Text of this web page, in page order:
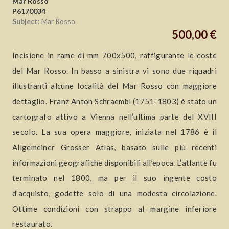
P6170034
Subject: Mar Rosso
500,00 €
Incisione in rame di mm 700x500, raffigurante le coste
del Mar Rosso. In basso a sinistra vi sono due riquadri
illustranti alcune località del Mar Rosso con maggiore
dettaglio. Franz Anton Schraembl (1751-1803) è stato un
cartografo attivo a Vienna nell’ultima parte del XVIII
secolo. La sua opera maggiore, iniziata nel 1786 è il
Allgemeiner Grosser Atlas, basato sulle più recenti
informazioni geografiche disponibili all’epoca. L’atlante fu
terminato nel 1800, ma per il suo ingente costo
d’acquisto, godette solo di una modesta circolazione.
Ottime condizioni con strappo al margine inferiore
restaurato.